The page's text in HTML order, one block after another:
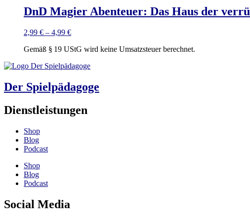
DnD Magier Abenteuer: Das Haus der
2,99 € – 4,99 €
Gemäß § 19 UStG wird keine Umsatzsteuer berechnet.
Der Spielpädagoge
Dienstleistungen
Shop
Blog
Podcast
Shop
Blog
Podcast
Social Media